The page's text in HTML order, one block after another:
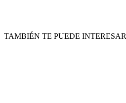
TAMBIÉN TE PUEDE INTERESAR